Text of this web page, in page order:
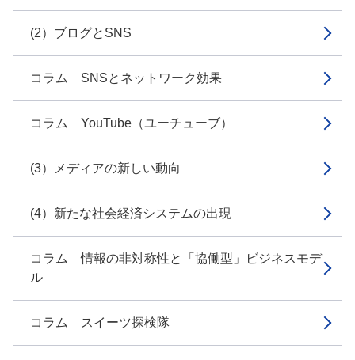
(2）ブログとSNS
コラム SNSとネットワーク効果
コラム YouTube（ユーチューブ）
(3）メディアの新しい動向
(4）新たな社会経済システムの出現
コラム 情報の非対称性と「協働型」ビジネスモデ
ル
コラム スイーツ探検隊